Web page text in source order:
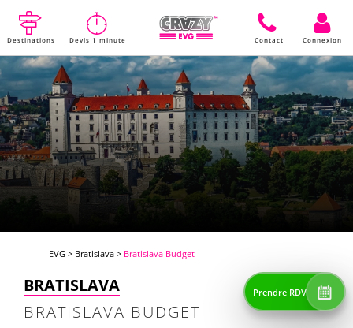
Destinations Devis 1 minute Contact Connexion
EVG > Bratislava > Bratislava Budget
BRATISLAVA
BRATISLAVA BUDGET
Prendre RDV